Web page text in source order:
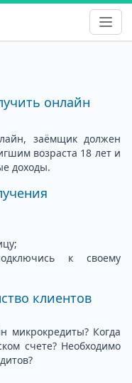
онлайн
заёмщик должен
возраста 18 лет и
доходы.
к своему
клиентов
микрокредиты? Когда
счете? Необходимо